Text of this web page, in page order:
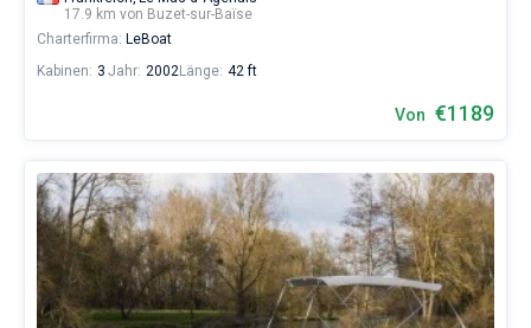
17.9 km von Buzet-sur-Baïse
Charterfirma: LeBoat
Kabinen: 3 Jahr: 2002Länge: 42 ft
Von €1189